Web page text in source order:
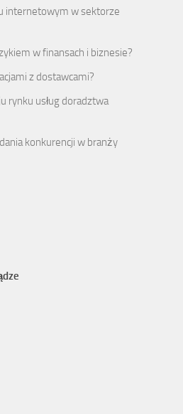
internetowym w sektorze
w finansach i biznesie?
z dostawcami?
rynku usług doradztwa
konkurencji w branży